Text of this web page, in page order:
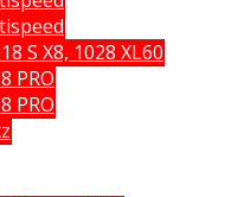
S X8, 1028 XL60
PRO
PRO